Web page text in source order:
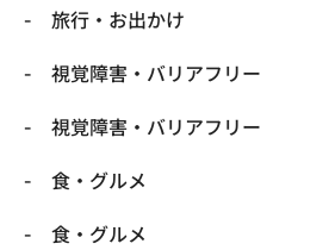
​旅行・お出かけ
​視覚障害・バリアフリー
​視覚障害・バリアフリー
​食・グルメ
​食・グルメ